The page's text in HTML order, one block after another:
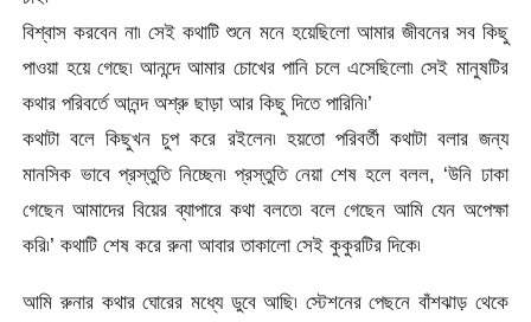
বিশ্বাস করবেন না৷ সেই কথাটি শুনে মনে হয়েছিলো আমার জীবনের সব কিছু
পাওয়া হয়ে গেছে৷ আনন্দে আমার চোখের পানি চলে এসেছিলো৷ সেই মানুষটির
কথার পরিবর্তে আনন্দ অশ্রু ছাড়া আর কিছু দিতে পারিনি৷’
কথাটা বলে কিছুখন চুপ করে রইলেন৷ হয়তো পরিবর্তী কথাটা বলার জন্য
মানসিক ভাবে প্রস্তুতি নিচ্ছেন৷ প্রস্তুতি নেয়া শেষ হলে বলল, ‘উনি ঢাকা
গেছেন আমাদের বিয়ের ব্যাপারে কথা বলতে৷ বলে গেছেন আমি যেন অপেক্ষা
করি৷’ কথাটি শেষ করে রুনা আবার তাকালো সেই কুকুরটির দিকে৷
আমি রুনার কথার ঘোরের মধ্যে ডুবে আছি৷ স্টেশনের পেছনে বাঁশঝাড় থেকে